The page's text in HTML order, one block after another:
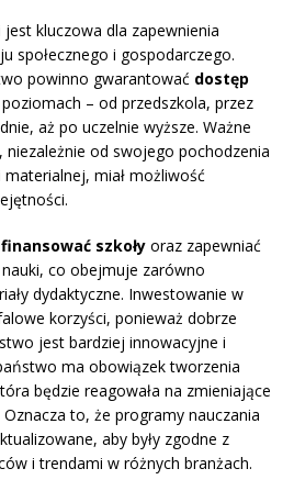
kluczowa dla zapewnienia
społecznego i gospodarczego.
powinno gwarantować dostęp
– od przedszkola, przez
aż po uczelnie wyższe. Ważne
niezależnie od swojego pochodzenia
materialnej, miał możliwość
finansować szkoły oraz zapewniać
co obejmuje zarówno
dydaktyczne. Inwestowanie w
korzyści, ponieważ dobrze
jest bardziej innowacyjne i
ma obowiązek tworzenia
będzie reagowała na zmieniające
to, że programy nauczania
aby były zgodne z
i trendami w różnych branżach.